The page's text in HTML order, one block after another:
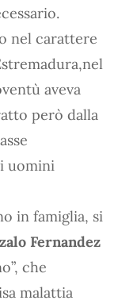
nel carattere
aveva
però dalla
uomini
in famiglia, si
Fernandez
che
malattia